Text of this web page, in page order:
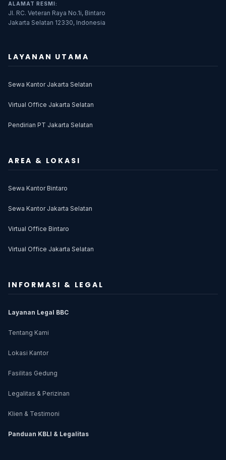
ALAMAT RESMI:
Jl. RC. Veteran Raya No.1i, Bintaro
Jakarta Selatan 12330, Indonesia
LAYANAN UTAMA
Sewa Kantor Jakarta Selatan
Virtual Office Jakarta Selatan
Pendirian PT Jakarta Selatan
AREA & LOKASI
Sewa Kantor Bintaro
Sewa Kantor Jakarta Selatan
Virtual Office Bintaro
Virtual Office Jakarta Selatan
INFORMASI & LEGAL
Layanan Legal BBC
Tentang Kami
Lokasi Kantor
Fasilitas Gedung
Legalitas & Perizinan
Klien & Testimoni
Panduan KBLI & Legalitas